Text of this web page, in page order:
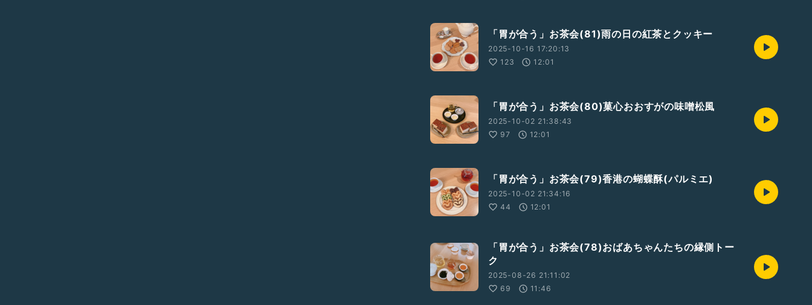
「胃が合う」お茶会(81)雨の日の紅茶とクッキー
2025-10-16 17:20:13
123
12:01
「胃が合う」お茶会(80)菓心おおすがの味噌松風
2025-10-02 21:38:43
97
12:01
「胃が合う」お茶会(79)香港の蝴蝶酥(パルミエ)
2025-10-02 21:34:16
44
12:01
「胃が合う」お茶会(78)おばあちゃんたちの縁側トー
ク
2025-08-26 21:11:02
69
11:46